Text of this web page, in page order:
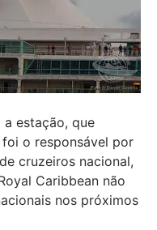
estação, que
o responsável por
cruzeiros nacional,
Caribbean não
nos próximos